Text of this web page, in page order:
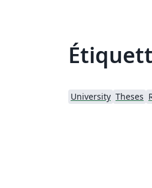
University Theses